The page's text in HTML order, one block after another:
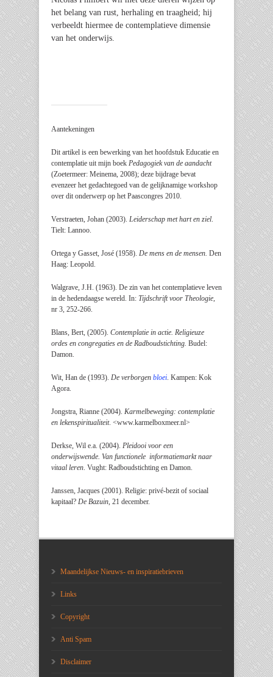
het belang van rust, herhaling en traagheid; hij
verbeeldt hiermee de contemplatieve dimensie
van het onderwijs.
Aantekeningen
Dit artikel is een bewerking van het hoofdstuk Educatie en
contemplatie uit mijn boek Pedagogiek van de aandacht
(Zoetermeer: Meinema, 2008); deze bijdrage bevat
evenzeer het gedachtegoed van de gelijknamige workshop
over dit onderwerp op het Paascongres 2010.
Verstraeten, Johan (2003). Leiderschap met hart en ziel.
Tielt: Lannoo.
Ortega y Gasset, José (1958). De mens en de mensen. Den
Haag: Leopold.
Walgrave, J.H. (1963). De zin van het contemplatieve leven
in de hedendaagse wereld. In: Tijdschrift voor Theologie,
nr 3, 252-266.
Blans, Bert, (2005). Contemplatie in actie. Religieuze
ordes en congregaties en de Radboudstichting. Budel:
Damon.
Wit, Han de (1993). De verborgen bloei. Kampen: Kok
Agora.
Jongstra, Rianne (2004). Karmelbeweging: contemplatie
en lekenspiritualiteit. <www.karmelboxmeer.nl>
Derkse, Wil e.a. (2004). Pleidooi voor een
onderwijswende. Van functionele informatiemarkt naar
vitaal leren. Vught: Radboudstichting en Damon.
Janssen, Jacques (2001). Religie: privé-bezit of sociaal
kapitaal? De Bazuin, 21 december.
Maandelijkse Nieuws- en inspiratiebrieven
Links
Copyright
Anti Spam
Disclaimer